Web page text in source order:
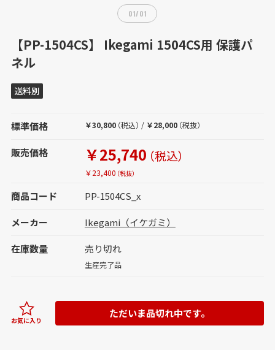
01/01
【PP-1504CS】 Ikegami 1504CS用 保護パ
ネル
送料別
標準価格 ￥30,800 （税込） / ￥28,000 （税抜）
販売価格 ￥25,740 （税込）
￥23,400 （税抜）
商品コード PP-1504CS_x
メーカー Ikegami（イケガミ）
在庫数量 売り切れ
生産完了品
ただいま品切れ中です。
お気に入り